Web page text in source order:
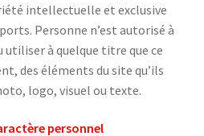
intellectuelle et exclusive
Personne n’est autorisé à
à quelque titre que ce
des éléments du site qu’ils
logo, visuel ou texte.
personnel